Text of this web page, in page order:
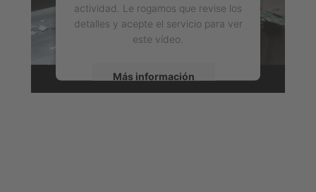
actividad. Le rogamos que revise los
detalles y acepte el servicio para ver
este vídeo.
Más información